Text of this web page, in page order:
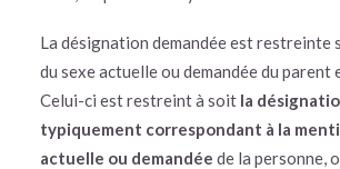
La désignation demandée est restreinte
du sexe actuelle ou demandée du parent
Celui-ci est restreint à soit la
typiquement correspondant à la
actuelle ou demandée de la personne,